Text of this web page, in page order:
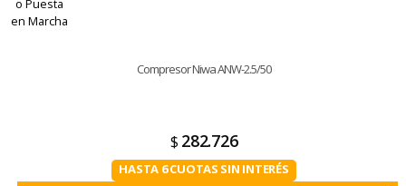
Compresor Niwa ANW-2.5/50
$ 282.726
HASTA 6 CUOTAS SIN INTERÉS